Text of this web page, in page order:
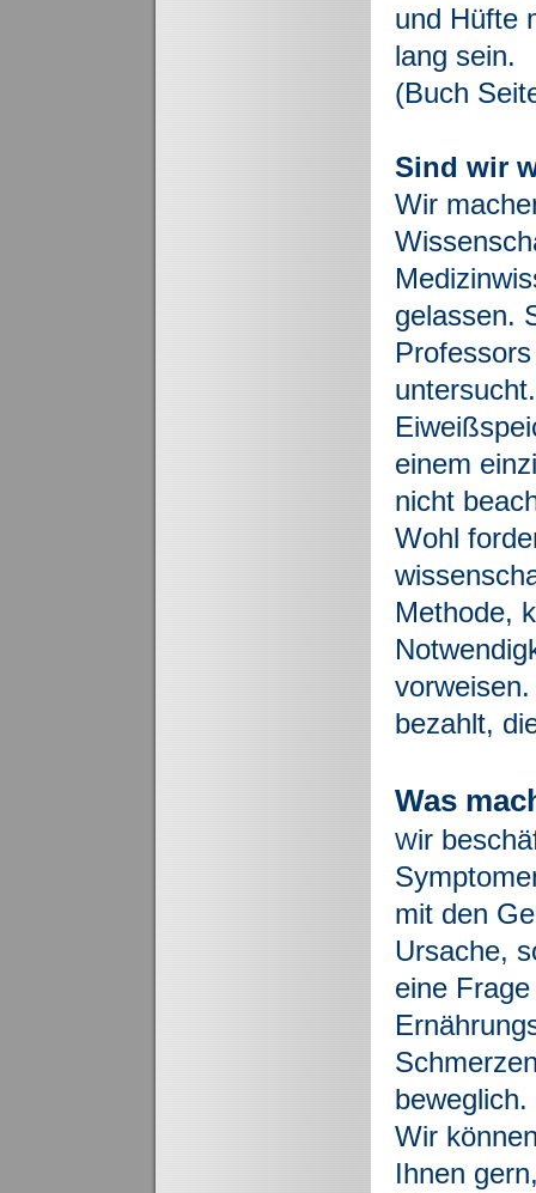
und Hüfte
lang sein.
(Buch
Sind wir
Wir
gelassen.
einem
nicht
Wohl
Methode,
bezahlt,
Was
Wir
mit den
Ursache,
eine
beweglich.
Wir
Ihnen